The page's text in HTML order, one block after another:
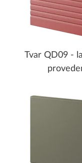
Tvar QD09 -